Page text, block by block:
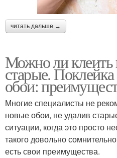
читать дальше →
Можно ли клеить
старые.
обои:
Многие специалисты не
новые обои, не удалив
ситуации, когда это просто
такого довольно
есть свои преимущества.